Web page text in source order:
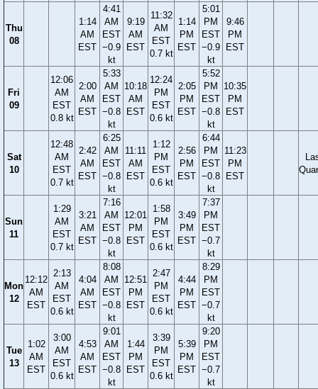
Thu
08
1:14
AM
EST
4:41
AM
EST
−0.9
kt
9:19
AM
EST
11:32
AM
EST
0.7 kt
1:14
PM
EST
5:01
PM
EST
−0.9
kt
9:46
PM
EST
Fri
09
12:06
AM
EST
0.8 kt
2:00
AM
EST
5:33
AM
EST
−0.8
kt
10:18
AM
EST
12:24
PM
EST
0.6 kt
2:05
PM
EST
5:52
PM
EST
−0.8
kt
10:35
PM
EST
Sat
10
12:48
AM
EST
0.7 kt
2:42
AM
EST
6:25
AM
EST
−0.8
kt
11:11
AM
EST
1:12
PM
EST
0.6 kt
2:56
PM
EST
6:44
PM
EST
−0.8
kt
11:23
PM
EST
Sun
11
1:29
AM
EST
0.7 kt
3:21
AM
EST
7:16
AM
EST
−0.8
kt
12:01
PM
EST
1:58
PM
EST
0.6 kt
3:49
PM
EST
7:37
PM
EST
−0.7
kt
Mon
12
12:12
AM
EST
2:13
AM
EST
0.6 kt
4:04
AM
EST
8:08
AM
EST
−0.8
kt
12:51
PM
EST
2:47
PM
EST
0.6 kt
4:44
PM
EST
8:29
PM
EST
−0.7
kt
Tue
13
1:02
AM
EST
3:00
AM
EST
0.6 kt
4:53
AM
EST
9:01
AM
EST
−0.8
kt
1:44
PM
EST
3:39
PM
EST
0.6 kt
5:39
PM
EST
9:20
PM
EST
−0.7
kt